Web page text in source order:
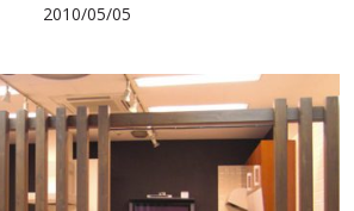
2010/05/05